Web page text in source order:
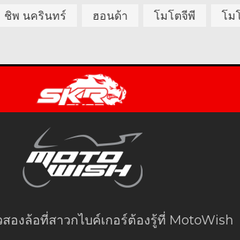
ชิพ นครินทร์ ฮอนด้า โมโตจีพี โม
สองล้อที่สาวกไบค์เกอร์ต้องรู้ที่ MotoWish